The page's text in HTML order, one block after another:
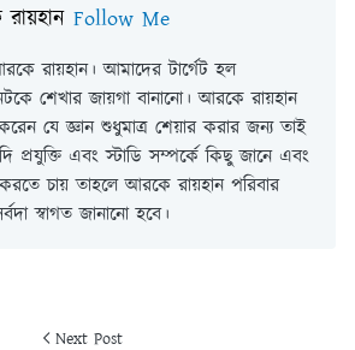
Follow Me
রায়হান। আমাদের টার্গেট হল
শেখার জায়গা বানানো। আরকে রায়হান
করেন যে জ্ঞান শুধুমাত্র শেয়ার করার জন্য তাই
প্রযুক্তি এবং স্টাডি সম্পর্কে কিছু জানে এবং
চায় তাহলে আরকে রায়হান পরিবার
স্বাগত জানানো হবে।
Next Post